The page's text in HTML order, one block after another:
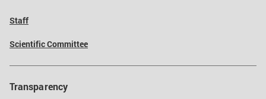
Staff
Scientific Committee
Transparency